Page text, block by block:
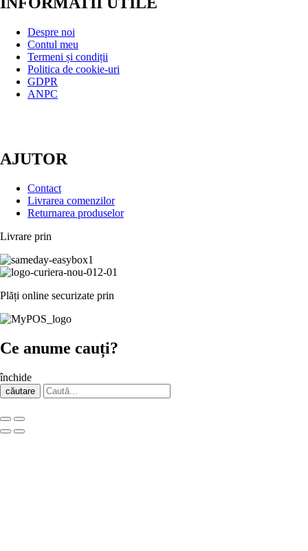
Despre noi
Contul meu
Termeni și condiții
Politica de cookie-uri
GDPR
ANPC
AJUTOR
Contact
Livrarea comenzilor
Returnarea produselor
Livrare prin
Plăți online securizate prin
Ce anume cauți?
închide
căutare